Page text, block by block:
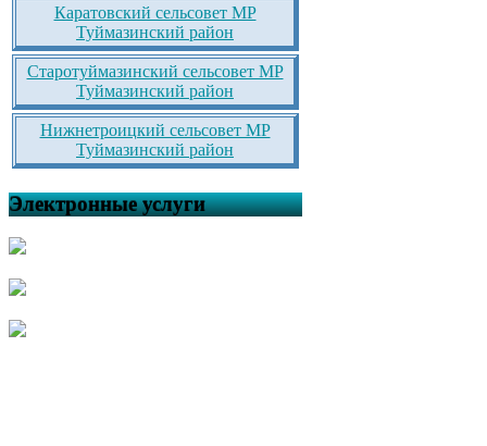
Каратовский сельсовет МР
Туймазинский район
Старотуймазинский сельсовет МР
Туймазинский район
Нижнетроицкий сельсовет МР
Туймазинский район
Электронные услуги